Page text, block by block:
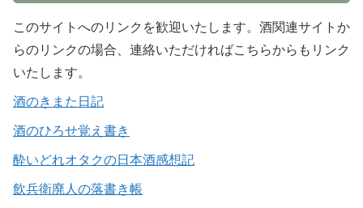
このサイトへのリンクを歓迎いたします。酒関連サイトか
らのリンクの場合、連絡いただければこちらからもリンク
いたします。
酒のきまた日記
酒のひろせ覚え書き
酔いどれオタクの日本酒感想記
飲兵衛廃人の落書き帳